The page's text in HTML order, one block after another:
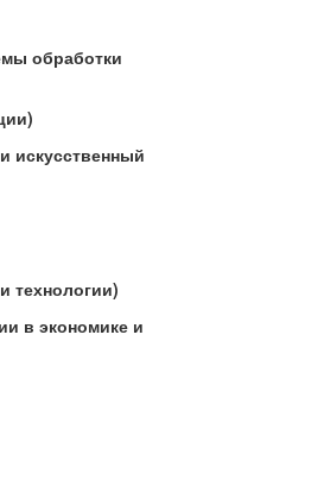
обработки
искусственный
технологии)
в экономике и